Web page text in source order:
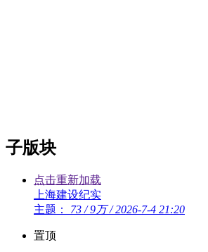
子版块
点击重新加载
上海建设纪实
主题： 73 /9万 /2026-7-4 21:20
置顶